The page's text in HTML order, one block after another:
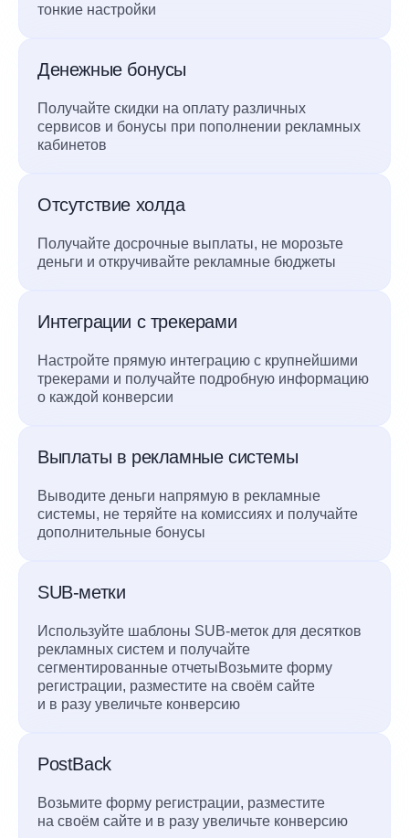
тонкие настройки
Денежные бонусы
Получайте скидки на оплату различных
сервисов и бонусы при пополнении рекламных
кабинетов
Отсутствие холда
Получайте досрочные выплаты, не морозьте
деньги и откручивайте рекламные бюджеты
Интеграции с трекерами
Настройте прямую интеграцию с крупнейшими
трекерами и получайте подробную информацию
о каждой конверсии
Выплаты в рекламные системы
Выводите деньги напрямую в рекламные
системы, не теряйте на комиссиях и получайте
дополнительные бонусы
SUB-метки
Используйте шаблоны SUB-меток для десятков
рекламных систем и получайте
сегментированные отчетыВозьмите форму
регистрации, разместите на своём сайте
и в разу увеличьте конверсию
PostBack
Возьмите форму регистрации, разместите
на своём сайте и в разу увеличьте конверсию